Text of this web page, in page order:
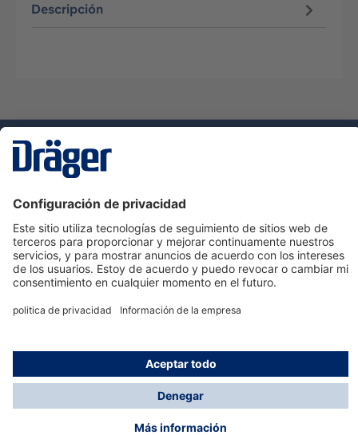
Descripción
Servicio de atención al cliente de Dräger
Ayuda
Información
© Dräger Hispania S.A.U., 2024
*Todos los precios no incluyen IVA y posibles gastos
de envío, salvo que indique lo contrario